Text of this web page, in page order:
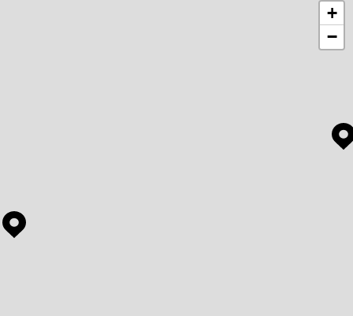
+
−